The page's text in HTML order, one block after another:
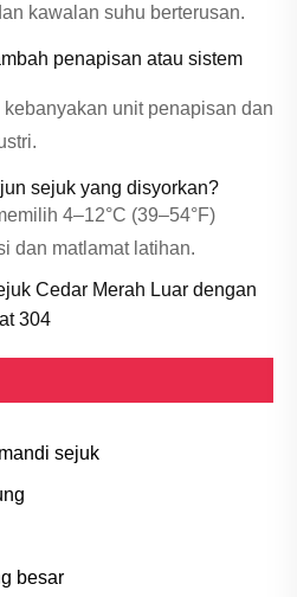
kawalan suhu berterusan.
penapisan atau sistem
unit penapisan dan
sejuk yang disyorkan?
4–12°C (39–54°F)
dan matlamat latihan.
Cedar Merah Luar dengan
304
sejuk
besar